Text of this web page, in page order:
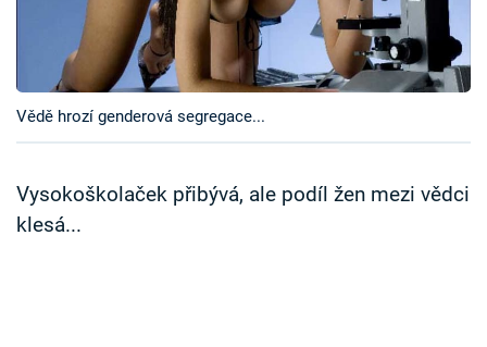
TV Program
Časopis
Sledujte prima+
Přihlášení
Vědě hrozí genderová segregace...
Vysokoškolaček přibývá, ale podíl žen mezi vědci
klesá...